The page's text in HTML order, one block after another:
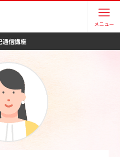
メニュー
通信講座